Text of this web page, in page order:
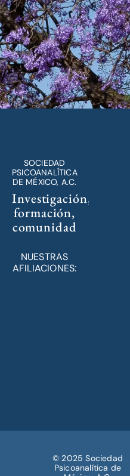
SOCIEDAD
PSICOANALÍTICA
DE MÉXICO, A.C.
Investigación,
formación,
comunidad
NUESTRAS
AFILIACIONES:
© 2025 Sociedad
Psicoanalítica de